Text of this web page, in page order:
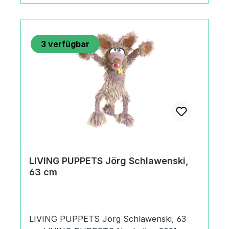
erlaubtNicht im Trommeltrockner
trocknenNicht bügeln / Nicht chemisch
reinigen.HerkunftMade in Thailand or
IndonesiaAngaben zum Hersteller
(Informationspflichten zur GPSR
Produktsicherheitsverordnung) Matthies
Spielprodukte GmbH & Co. KGKurt A.
Körber Chaussee21033 Hamburg,
Deutschland+49 (0) 40 735 85
09office@living-puppets.de
3 verfügbar
LIVING PUPPETS Jörg Schlawenski,
63 cm
LIVING PUPPETS Jörg Schlawenski, 63